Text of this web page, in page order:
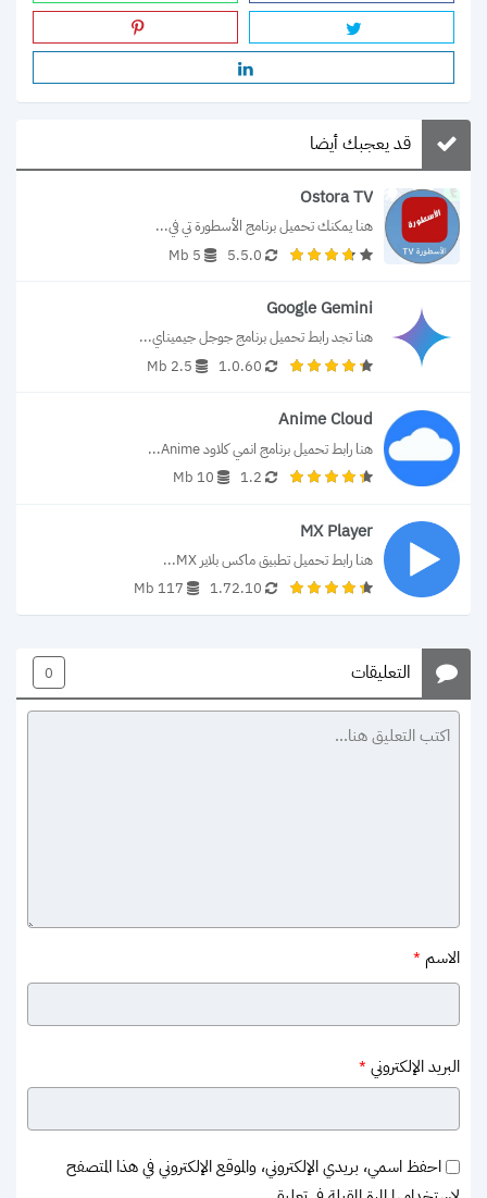
قد يعجبك أيضا
Ostora TV
هنا يمكنك تحميل برنامج الأسطورة تي في...
5.5.0
5 Mb
Google Gemini
هنا تجد رابط تحميل برنامج جوجل جيميناي...
1.0.60
2.5 Mb
Anime Cloud
هنا رابط تحميل برنامج انمي كلاود Anime...
1.2
10 Mb
MX Player
هنا رابط تحميل تطبيق ماكس بلاير MX...
1.72.10
117 Mb
التعليقات 0
الاسم *
البريد الإلكتروني *
احفظ اسمي، بريدي الإلكتروني، والموقع الإلكتروني في هذا المتصفح